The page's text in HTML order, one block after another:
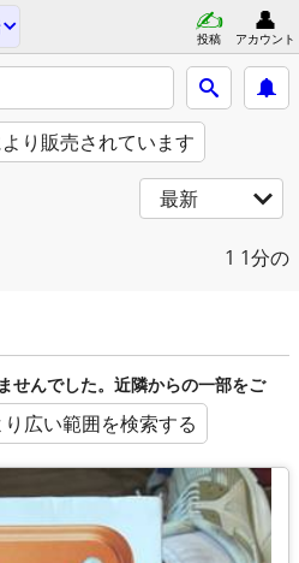
投稿 アカウント
り販売されています
最新
1 1分の
せんでした。近隣からの一部をご
り広い範囲を検索する